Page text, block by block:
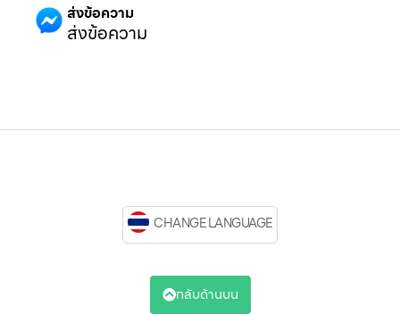
ส่งข้อความ
ส่งข้อความ
CHANGE LANGUAGE
กลับด้านบน